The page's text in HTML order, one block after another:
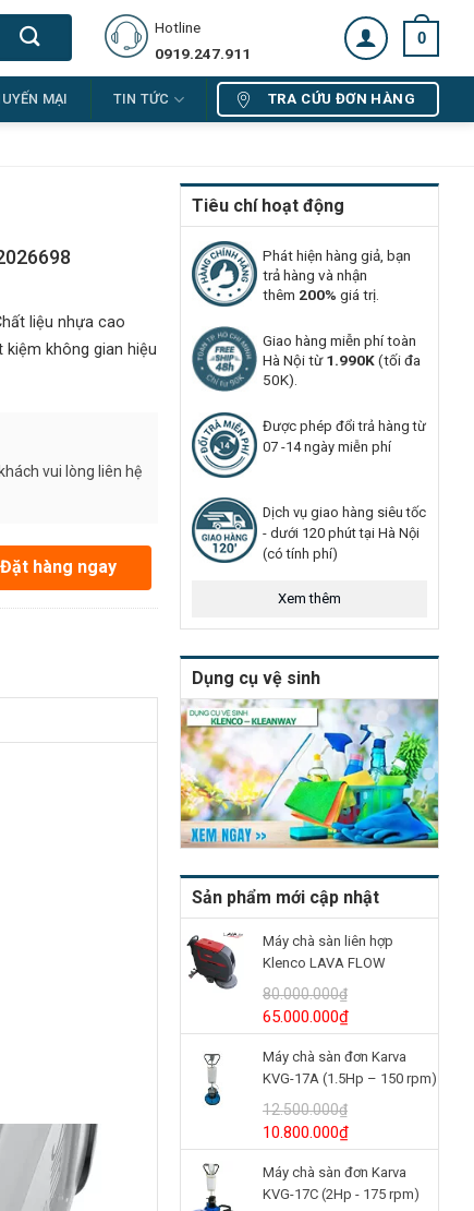
Hotline
0919.247.911
0
MẠI TIN TỨC TRA CỨU ĐƠN HÀNG
Tiêu chí hoạt động
Phát hiện hàng giả, bạn
trả hàng và nhận
thêm 200% giá trị.
Giao hàng miễn phí toàn
Hà Nội từ1.990K(tối đa
50K).
Được phép đổi trả hàng từ
07 -14 ngày miễn phí
Dịch vụ giao hàng siêu tốc
- dưới 120 phút tại Hà Nội
(có tính phí)
Xem thêm
Dụng cụ vệ sinh
Sản phẩm mới cập nhật
Máy chà sàn liên hợp
Klenco LAVA FLOW
(24V/125Ah)
80.000.000₫
Giá
gốc
là:
80.000.000₫.
65.000.000₫Giá
hiện
tại
là:
Máy chà sàn đơn Karva
KVG-17A (1.5Hp – 150 rpm)
12.500.000₫
Giá
gốc
là:
12.500.000₫.
10.800.000₫Giá
hiện
tại
là:
Máy chà sàn đơn Karva
KVG-17C (2Hp - 175 rpm)
liệu nhựa cao
kiệm không gian hiệu
vui lòng liên hệ
Đặt hàng ngay